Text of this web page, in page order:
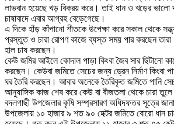
লাভবান হয়েছে খড় বিক্রয় করে। তাই ধান ও খড়ের ভালো
চাষাবাদে এবার আগ্রহ বেড়েগেছে।
এ দিকে হাঁড় কাঁপানো শীতকে উপেক্ষা করে সকাল থেকে
প্রস্তুত ও চারা রোপণ কাজে ব্যস্ত সময় পার করছেন
হাল চাষ করছেন।
কেউ জমির আইলে কোদাল পাড়া কিংবা জৈব সার ছিটানো
করছেন। কেউবা জমিতে সেচের জন্য ড্রেন নির্মাণ কিংবা
ঘর তৈরি করছেন। আবার অনেকে তৈরিকৃত জমিতে পানি
আনুষাঙ্গিক কাজ শেষ করে কেউ বা বীজতলা থেকে চারা
বদলগাছী উপজেলার কৃষি সম্প্রসারণ অধিদফতর সূত্রে
উপজেলায় ১০ হাজার ৯ শত ৯০ হেক্টর জমিতে বোরো ধান